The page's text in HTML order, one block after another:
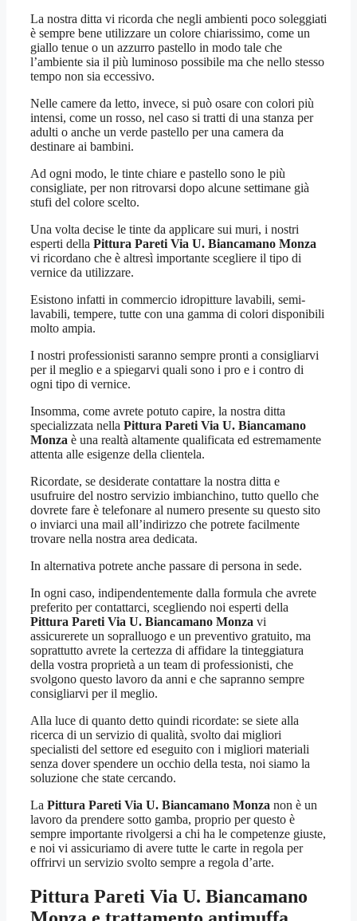
La nostra ditta vi ricorda che negli ambienti poco soleggiati
è sempre bene utilizzare un colore chiarissimo, come un
giallo tenue o un azzurro pastello in modo tale che
l’ambiente sia il più luminoso possibile ma che nello stesso
tempo non sia eccessivo.
Nelle camere da letto, invece, si può osare con colori più
intensi, come un rosso, nel caso si tratti di una stanza per
adulti o anche un verde pastello per una camera da
destinare ai bambini.
Ad ogni modo, le tinte chiare e pastello sono le più
consigliate, per non ritrovarsi dopo alcune settimane già
stufi del colore scelto.
Una volta decise le tinte da applicare sui muri, i nostri
esperti della Pittura Pareti Via U. Biancamano Monza
vi ricordano che è altresì importante scegliere il tipo di
vernice da utilizzare.
Esistono infatti in commercio idropitture lavabili, semi-
lavabili, tempere, tutte con una gamma di colori disponibili
molto ampia.
I nostri professionisti saranno sempre pronti a consigliarvi
per il meglio e a spiegarvi quali sono i pro e i contro di
ogni tipo di vernice.
Insomma, come avrete potuto capire, la nostra ditta
specializzata nella Pittura Pareti Via U. Biancamano
Monza è una realtà altamente qualificata ed estremamente
attenta alle esigenze della clientela.
Ricordate, se desiderate contattare la nostra ditta e
usufruire del nostro servizio imbianchino, tutto quello che
dovrete fare è telefonare al numero presente su questo sito
o inviarci una mail all’indirizzo che potrete facilmente
trovare nella nostra area dedicata.
In alternativa potrete anche passare di persona in sede.
In ogni caso, indipendentemente dalla formula che avrete
preferito per contattarci, scegliendo noi esperti della
Pittura Pareti Via U. Biancamano Monza vi
assicurerete un sopralluogo e un preventivo gratuito, ma
soprattutto avrete la certezza di affidare la tinteggiatura
della vostra proprietà a un team di professionisti, che
svolgono questo lavoro da anni e che sapranno sempre
consigliarvi per il meglio.
Alla luce di quanto detto quindi ricordate: se siete alla
ricerca di un servizio di qualità, svolto dai migliori
specialisti del settore ed eseguito con i migliori materiali
senza dover spendere un occhio della testa, noi siamo la
soluzione che state cercando.
La Pittura Pareti Via U. Biancamano Monza non è un
lavoro da prendere sotto gamba, proprio per questo è
sempre importante rivolgersi a chi ha le competenze giuste,
e noi vi assicuriamo di avere tutte le carte in regola per
offrirvi un servizio svolto sempre a regola d’arte.
Pittura Pareti Via U. Biancamano